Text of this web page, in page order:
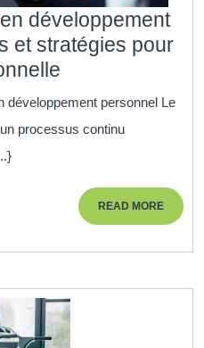
développement
et stratégies pour
guide
développement
personnel
et
stratégies
pour
développement personnel Le
processus continu
READ MOREREAD
MORE